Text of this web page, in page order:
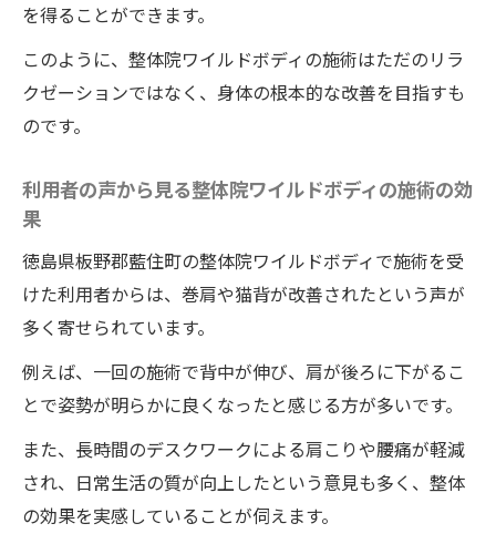
を得ることができます。
このように、整体院ワイルドボディの施術はただのリラ
クゼーションではなく、身体の根本的な改善を目指すも
のです。
利用者の声から見る整体院ワイルドボディの施術の効
果
徳島県板野郡藍住町の整体院ワイルドボディで施術を受
けた利用者からは、巻肩や猫背が改善されたという声が
多く寄せられています。
例えば、一回の施術で背中が伸び、肩が後ろに下がるこ
とで姿勢が明らかに良くなったと感じる方が多いです。
また、長時間のデスクワークによる肩こりや腰痛が軽減
され、日常生活の質が向上したという意見も多く、整体
の効果を実感していることが伺えます。